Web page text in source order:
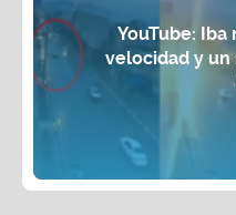
YouTube: Iba
velocidad y un